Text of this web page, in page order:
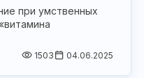
при умственных
1503 04.06.2025